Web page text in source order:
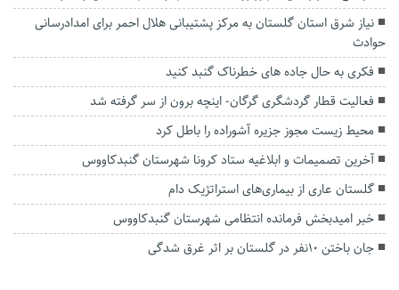
نیاز شرق استان گلستان به مرکز پشتیبانی هلال احمر برای امدادرسانی
حوادث
فکری به حال جاده های خطرناک گنبد کنید
فعالیت قطار گردشگری گرگان- اینچه برون از سر گرفته شد
محیط زیست مجوز جزیره آشوراده را باطل کرد
آخرین تصمیمات و ابلاغیه ستاد کرونا شهرستان گنبدکاووس
گلستان عاری از بیماری‌های استراتژیک دام
خبر امیدبخش فرمانده انتظامی شهرستان گنبدکاووس
جان باختن ۱۰نفر در گلستان بر اثر غرق شدگی